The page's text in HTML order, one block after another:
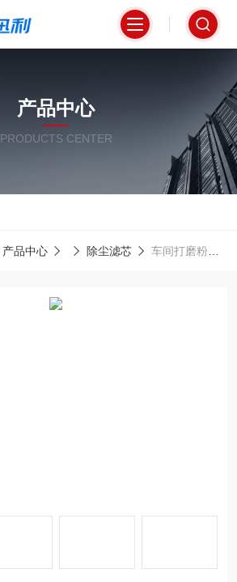
产品中心
PRODUCTS CENTER
产品中心 除尘滤芯 车间打磨粉尘清理除尘滤筒350*660 覆膜材质